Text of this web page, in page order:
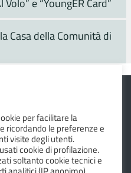
e “YoungER Card”
Casa della Comunità di
VEZZANO SUL
per facilitare la
ricordando le preferenze e
visite degli utenti.
cookie di profilazione.
soltanto cookie tecnici e
analitici (IP anonimo).